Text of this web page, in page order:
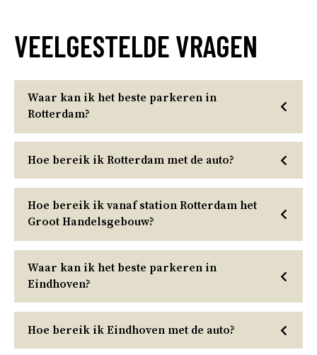
VEELGESTELDE VRAGEN
Waar kan ik het beste parkeren in
Rotterdam?
Hoe bereik ik Rotterdam met de auto?
Hoe bereik ik vanaf station Rotterdam het
Groot Handelsgebouw?
Waar kan ik het beste parkeren in
Eindhoven?
Hoe bereik ik Eindhoven met de auto?